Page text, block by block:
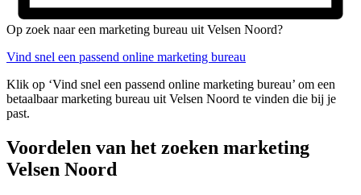
Op zoek naar een marketing bureau uit Velsen Noord?
Vind snel een passend online marketing bureau
Klik op ‘Vind snel een passend online marketing bureau’ om een
betaalbaar marketing bureau uit Velsen Noord te vinden die bij je
past.
Voordelen van het zoeken marketing
Velsen Noord